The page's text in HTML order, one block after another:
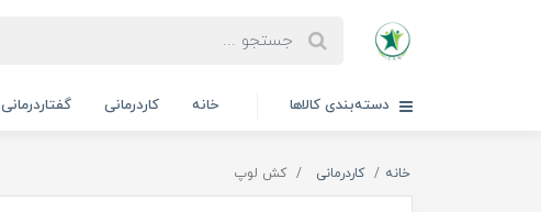
دسته‌بندی کالاها خانه کاردرمانی گفتاردرمانی
خانه کاردرمانی کش لوپ